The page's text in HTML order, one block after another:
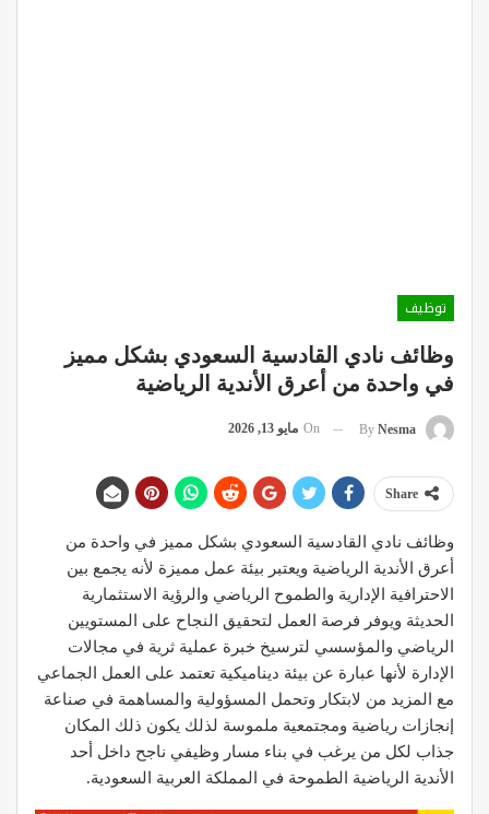
توظيف
وظائف نادي القادسية السعودي بشكل مميز
في واحدة من أعرق الأندية الرياضية
By Nesma
On مايو 13, 2026
Share
وظائف نادي القادسية السعودي بشكل مميز في واحدة من
أعرق الأندية الرياضية ويعتبر بيئة عمل مميزة لأنه يجمع بين
الاحترافية الإدارية والطموح الرياضي والرؤية الاستثمارية
الحديثة ويوفر فرصة العمل لتحقيق النجاح على المستويين
الرياضي والمؤسسي لترسيخ خبرة عملية ثرية في مجالات
الإدارة لأنها عبارة عن بيئة ديناميكية تعتمد على العمل الجماعي
مع المزيد من لابتكار وتحمل المسؤولية والمساهمة في صناعة
إنجازات رياضية ومجتمعية ملموسة لذلك يكون ذلك المكان
جذاب لكل من يرغب في بناء مسار وظيفي ناجح داخل أحد
الأندية الرياضية الطموحة في المملكة العربية السعودية.